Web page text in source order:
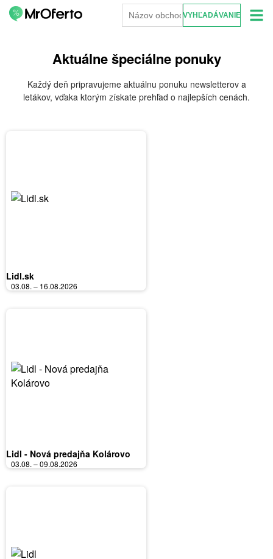
Aktuálne špeciálne ponuky
Každý deň pripravujeme aktuálnu ponuku newsletterov a
letákov, vďaka ktorým získate prehľad o najlepších cenách.
Lidl.sk
03.08. – 16.08.2026
Lidl - Nová predajňa Kolárovo
03.08. – 09.08.2026